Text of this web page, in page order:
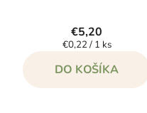
€5,20
Jednotková
€0,22 / 1 ks
DO KOŠÍKA